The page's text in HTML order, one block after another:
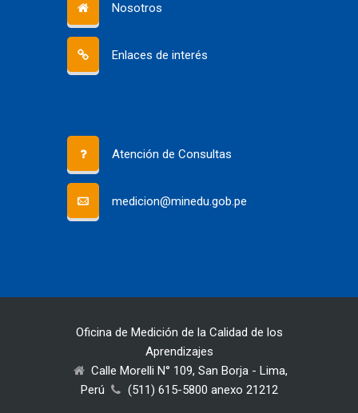
Nosotros
Enlaces de interés
Atención de Consultas
medicion@minedu.gob.pe
Oficina de Medición de la Calidad de los
Aprendizajes
Calle Morelli N° 109, San Borja - Lima,
Perú
(511) 615-5800 anexo 21212